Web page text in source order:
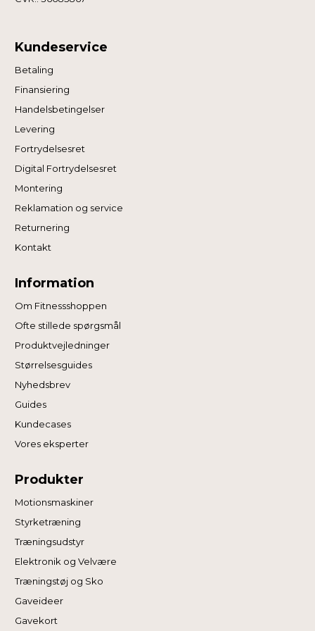
Kundeservice
Betaling
Finansiering
Handelsbetingelser
Levering
Fortrydelsesret
Digital Fortrydelsesret
Montering
Reklamation og service
Returnering
Kontakt
Information
Om Fitnessshoppen
Ofte stillede spørgsmål
Produktvejledninger
Størrelsesguides
Nyhedsbrev
Guides
Kundecases
Vores eksperter
Produkter
Motionsmaskiner
Styrketræning
Træningsudstyr
Elektronik og Velvære
Træningstøj og Sko
Gaveideer
Gavekort